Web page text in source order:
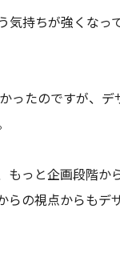
気持ちが強くなっ
ったのですが、デ
もっと企画段階か
らの視点からもデ